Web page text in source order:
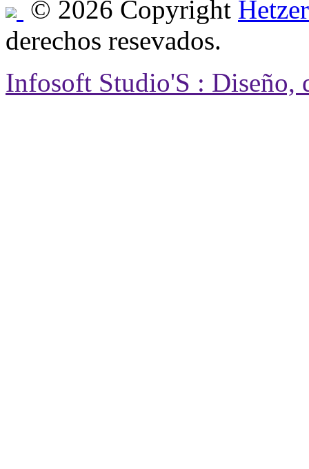
© 2026 Copyright
derechos resevados.
Infosoft Studio'S : Diseño,